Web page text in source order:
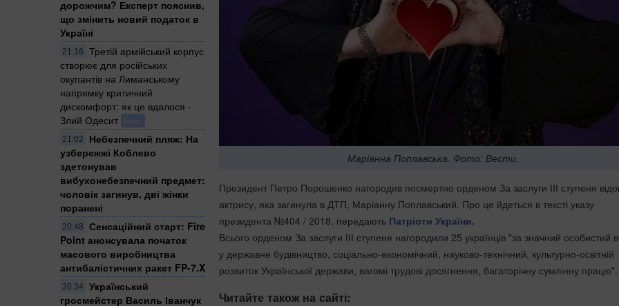
дорожчим? Експерт пояснив,
що змінить новий податок в
Україні
21:16
Третій армійський корпус
створює для російських
окупантів на Лиманському
напрямку критичний
дискомфорт: як це вдалося -
Злий Одесит Блог
21:02
Небезпечний пляж: На
узбережжі Коблево
здетонував
вибухонебезпечний предмет:
чоловік загинув, дві жінки
поранені
20:48
Сенсаційний старт: Fire
Point анонсувала початок
масового виробництва
антибалістичних ракет FP-7.X
20:34
Український
гросмейстер Василь Іванчук
Маріанна Поплавська. Фото: Вести.
Президент Петро Порошенко нагородив посмертно орденом За заслуги ІІІ ступеня
актрису, яка загинула в ДТП, Маріанну Поплавський. Про це йдеться в тексті указу
президента №404 / 2018, передають Патріоти України.
Всього орденом За заслуги ІІІ ступеня нагородили 25 українців "за значний особистий
у державне будівництво, соціально-економічний, науково-технічний, культурно-освітній
розвиток Української держави, вагомі трудові досягнення, багаторічну сумлінну працю".
Читайте також на сайті: